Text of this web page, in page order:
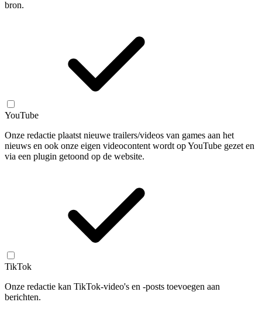
bron.
YouTube
Onze redactie plaatst nieuwe trailers/videos van games aan het
nieuws en ook onze eigen videocontent wordt op YouTube gezet en
via een plugin getoond op de website.
TikTok
Onze redactie kan TikTok-video's en -posts toevoegen aan
berichten.